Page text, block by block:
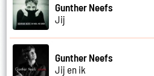
Gunther Neefs
Jij
Gunther Neefs
Jij en ik